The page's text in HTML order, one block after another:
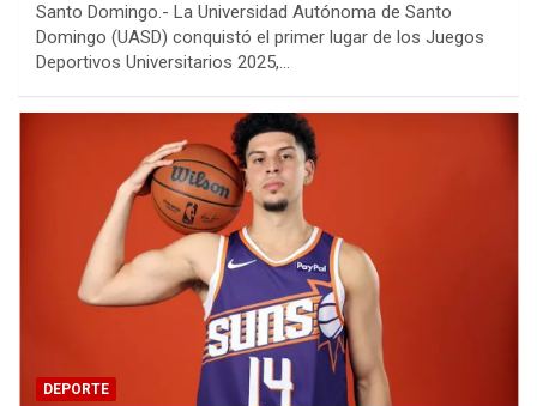
Santo Domingo.- La Universidad Autónoma de Santo
Domingo (UASD) conquistó el primer lugar de los Juegos
Deportivos Universitarios 2025,…
DEPORTE